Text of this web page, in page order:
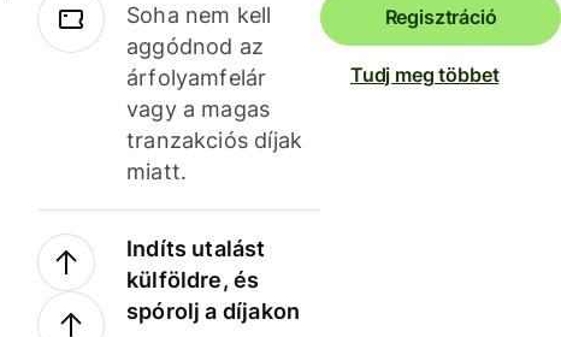
Soha nem kell
aggódnod az
árfolyamfelár
vagy a magas
tranzakciós díjak
miatt.
Indíts utalást
külföldre, és
spórolj a díjakon
Regisztráció
Tudj meg többet